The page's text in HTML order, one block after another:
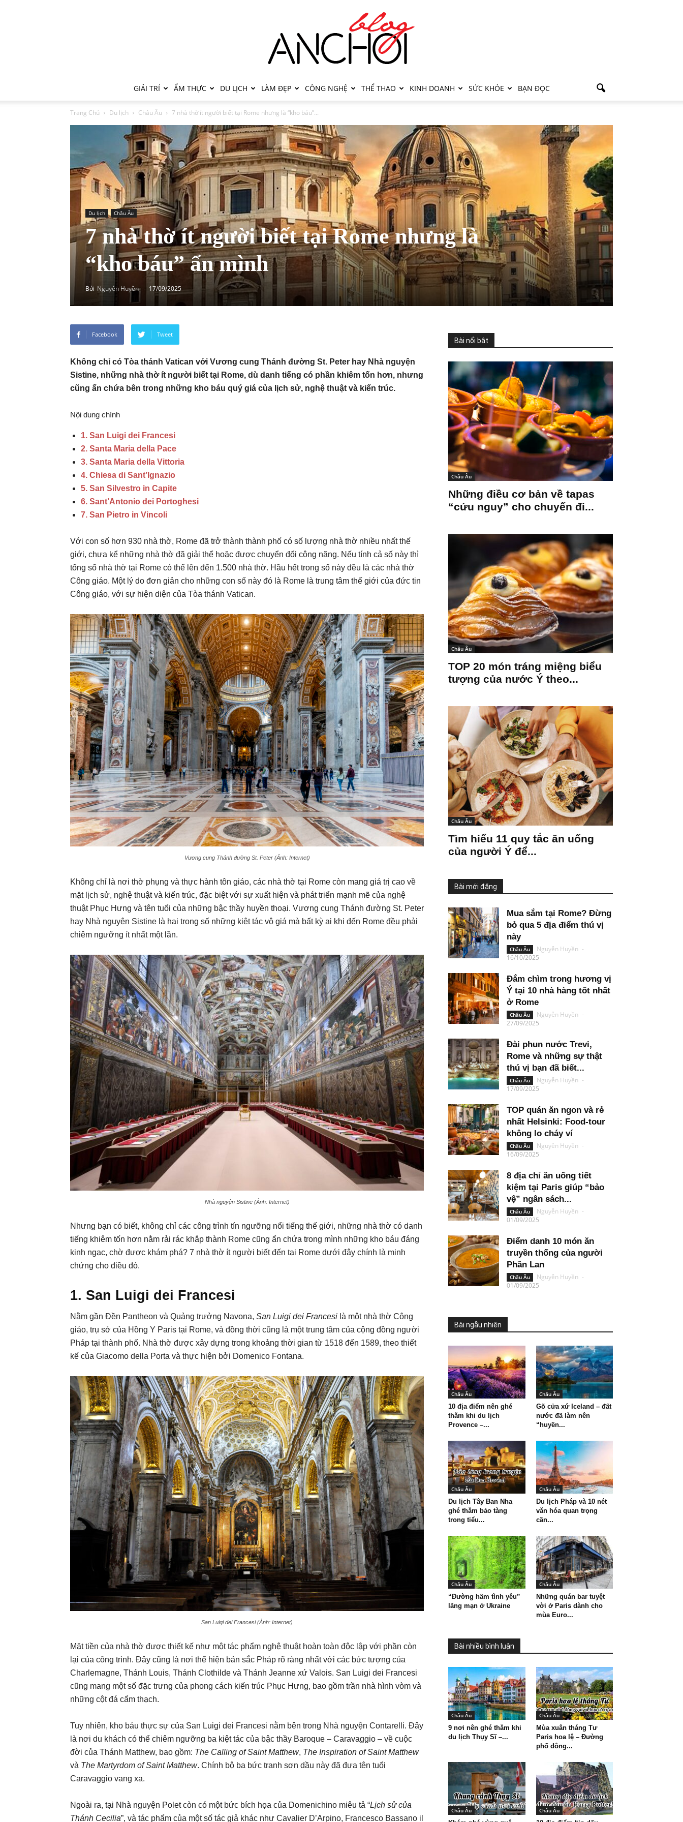
GIẢI TRÍ ẨM THỰC DU LỊCH LÀM ĐẸP CÔNG NGHỆ THỂ THAO KINH DOANH SỨC KHỎE BẠN ĐỌC
Trang Chủ Du lịch Châu Âu 7 nhà thờ ít người biết tại Rome nhưng là “kho báu”...
Du lịch Châu Âu
7 nhà thờ ít người biết tại Rome nhưng là
“kho báu” ẩn mình
Bởi Nguyễn Huyền - 17/09/2025
Facebook Tweet
Không chỉ có Tòa thánh Vatican với Vương cung Thánh đường St. Peter hay Nhà nguyện
Sistine, những nhà thờ ít người biết tại Rome, dù danh tiếng có phần khiêm tốn hơn, nhưng
cũng ẩn chứa bên trong những kho báu quý giá của lịch sử, nghệ thuật và kiến trúc.
Nội dung chính
1. San Luigi dei Francesi
2. Santa Maria della Pace
3. Santa Maria della Vittoria
4. Chiesa di Sant’Ignazio
5. San Silvestro in Capite
6. Sant’Antonio dei Portoghesi
7. San Pietro in Vincoli
Với con số hơn 930 nhà thờ, Rome đã trở thành thành phố có số lượng nhà thờ nhiều nhất thế
giới, chưa kể những nhà thờ đã giải thể hoặc được chuyển đổi công năng. Nếu tính cả số này thì
tổng số nhà thờ tại Rome có thể lên đến 1.500 nhà thờ. Hầu hết trong số này đều là các nhà thờ
Công giáo. Một lý do đơn giản cho những con số này đó là Rome là trung tâm thế giới của đức tin
Công giáo, với sự hiện diện của Tòa thánh Vatican.
Vương cung Thánh đường St. Peter (Ảnh: Internet)
Không chỉ là nơi thờ phụng và thực hành tôn giáo, các nhà thờ tại Rome còn mang giá trị cao về
mặt lịch sử, nghệ thuật và kiến trúc, đặc biệt với sự xuất hiện và phát triển mạnh mẽ của nghệ
thuật Phục Hưng và tên tuổi của những bậc thầy huyền thoại. Vương cung Thánh đường St. Peter
hay Nhà nguyện Sistine là hai trong số những kiệt tác vô giá mà bất kỳ ai khi đến Rome đều phải
chiêm ngưỡng ít nhất một lần.
Nhà nguyện Sistine (Ảnh: Internet)
Nhưng bạn có biết, không chỉ các công trình tín ngưỡng nổi tiếng thế giới, những nhà thờ có danh
tiếng khiêm tốn hơn nằm rải rác khắp thành Rome cũng ẩn chứa trong mình những kho báu đáng
kinh ngạc, chờ được khám phá? 7 nhà thờ ít người biết đến tại Rome dưới đây chính là minh
chứng cho điều đó.
1. San Luigi dei Francesi
Nằm gần Đền Pantheon và Quảng trưởng Navona, San Luigi dei Francesi là một nhà thờ Công
giáo, trụ sở của Hồng Y Paris tại Rome, và đồng thời cũng là một trung tâm của cộng đồng người
Pháp tại thành phố. Nhà thờ được xây dựng trong khoảng thời gian từ 1518 đến 1589, theo thiết
kế của Giacomo della Porta và thực hiện bởi Domenico Fontana.
San Luigi dei Francesi (Ảnh: Internet)
Mặt tiền của nhà thờ được thiết kế như một tác phẩm nghệ thuật hoàn toàn độc lập với phần còn
lại của công trình. Đây cũng là nơi thể hiện bản sắc Pháp rõ ràng nhất với các bức tượng của
Charlemagne, Thánh Louis, Thánh Clothilde và Thánh Jeanne xứ Valois. San Luigi dei Francesi
cũng mang một số đặc trưng của phong cách kiến trúc Phục Hưng, bao gồm trần nhà hình vòm và
những cột đá cẩm thạch.
Tuy nhiên, kho báu thực sự của San Luigi dei Francesi nằm bên trong Nhà nguyện Contarelli. Đây
là nơi du khách có thể chiêm ngưỡng ba kiệt tác của bậc thầy Baroque – Caravaggio – về cuộc
đời của Thánh Matthew, bao gồm: The Calling of Saint Matthew, The Inspiration of Saint Matthew
và The Martyrdom of Saint Matthew. Chính bộ ba bức tranh sơn dầu này đã đưa tên tuổi
Caravaggio vang xa.
Ngoài ra, tại Nhà nguyện Polet còn có một bức bích họa của Domenichino miêu tả “Lịch sử của
Thánh Cecilia”, và tác phẩm của một số tác giả khác như Cavalier D’Arpino, Francesco Bassano il
Bài nổi bật
Châu Âu
Những điều cơ bản về tapas
“cứu nguy” cho chuyến đi...
Châu Âu
TOP 20 món tráng miệng biểu
tượng của nước Ý theo...
Châu Âu
Tìm hiểu 11 quy tắc ăn uống
của người Ý để...
Bài mới đăng
Mua sắm tại Rome? Đừng
bỏ qua 5 địa điểm thú vị
này
Châu Âu Nguyễn Huyền -
16/10/2025
Đắm chìm trong hương vị
Ý tại 10 nhà hàng tốt nhất
ở Rome
Châu Âu Nguyễn Huyền -
27/09/2025
Đài phun nước Trevi,
Rome và những sự thật
thú vị bạn đã biết...
Châu Âu Nguyễn Huyền -
17/09/2025
TOP quán ăn ngon và rẻ
nhất Helsinki: Food-tour
không lo cháy ví
Châu Âu Nguyễn Huyền -
16/09/2025
8 địa chỉ ăn uống tiết
kiệm tại Paris giúp “bảo
vệ” ngân sách...
Châu Âu Nguyễn Huyền -
01/09/2025
Điểm danh 10 món ăn
truyền thống của người
Phần Lan
Châu Âu Nguyễn Huyền -
01/09/2025
Bài ngẫu nhiên
Châu Âu
10 địa điểm nên ghé
thăm khi du lịch
Provence –...
Châu Âu
Gõ cửa xứ Iceland – đất
nước đã làm nên
“huyền...
Châu Âu
Du lịch Tây Ban Nha
ghé thăm bảo tàng
trong tiểu...
Châu Âu
Du lịch Pháp và 10 nét
văn hóa quan trọng
cần...
Châu Âu
“Đường hầm tình yêu”
lãng mạn ở Ukraine
Châu Âu
Những quán bar tuyệt
vời ở Paris dành cho
mùa Euro...
Bài nhiều bình luận
Châu Âu
9 nơi nên ghé thăm khi
du lịch Thụy Sĩ –...
Châu Âu
Mùa xuân tháng Tư
Paris hoa lệ – Đường
phố đông...
Châu Âu Châu Âu